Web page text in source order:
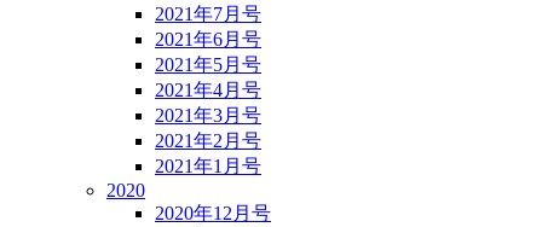
2021年7月号
2021年6月号
2021年5月号
2021年4月号
2021年3月号
2021年2月号
2021年1月号
2020
2020年12月号